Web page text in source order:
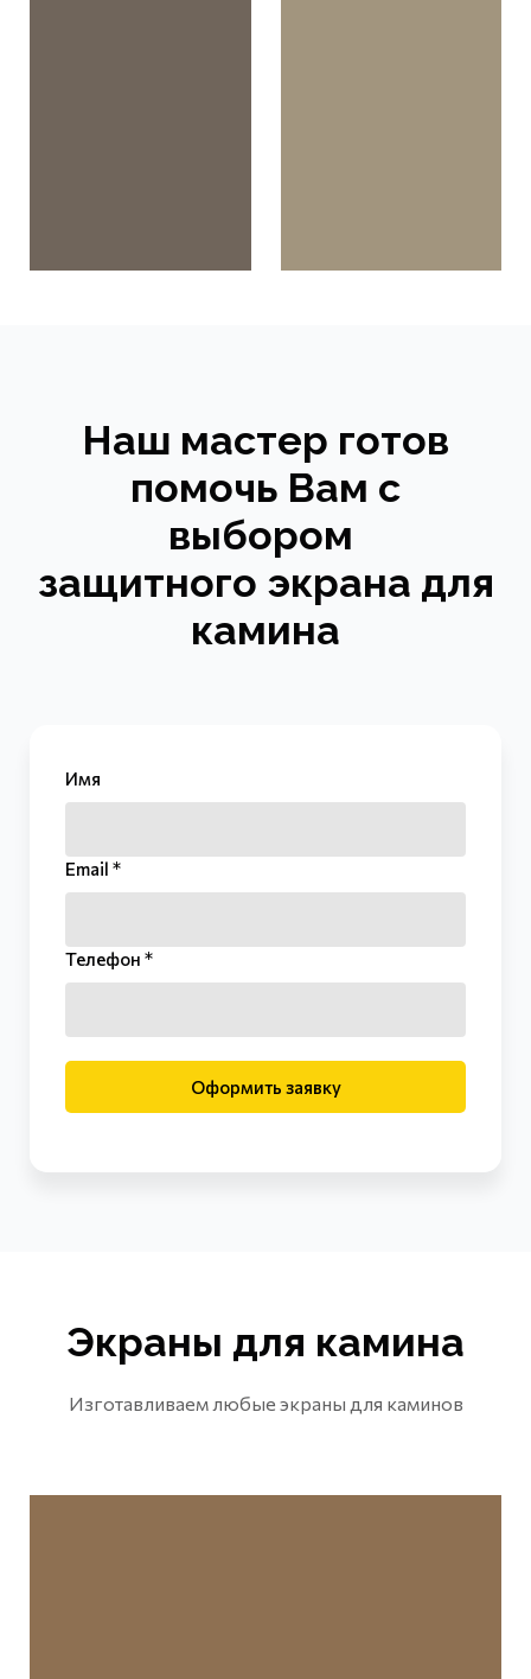
Наш мастер готов
помочь Вам с
выбором
защитного экрана для
камина
Имя
Email *
Телефон *
Оформить заявку
Экраны для камина
Изготавливаем любые экраны для каминов